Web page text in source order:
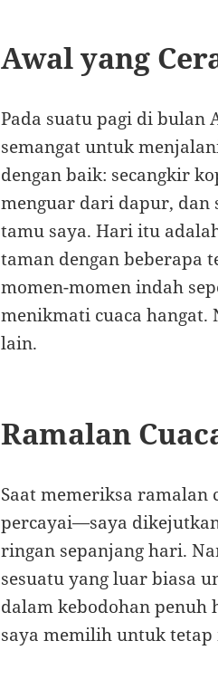
Awal yang
Pada suatu pagi di bulan
semangat untuk
dengan baik: secangkir
menguar dari dapur,
tamu saya. Hari itu
taman dengan beberapa
momen-momen indah
menikmati cuaca hangat.
lain.
Ramalan
Saat memeriksa
percayai—saya
ringan sepanjang hari.
sesuatu yang luar biasa
dalam kebodohan penuh
saya memilih untuk